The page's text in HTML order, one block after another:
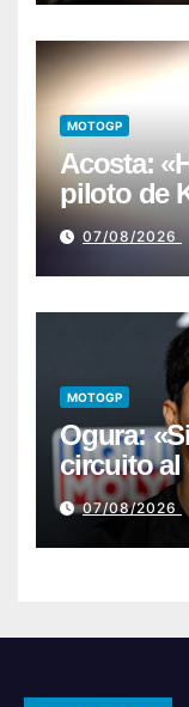
MOTOGP
Acosta:
piloto de
07/08/2026
MOTOGP
Ogura:
circuito al
ganas»
07/08/2026